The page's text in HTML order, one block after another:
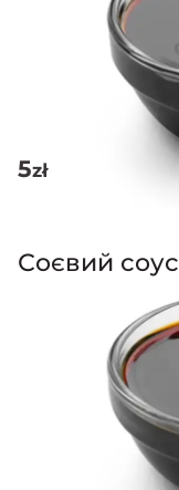
5zł
Соєвий соус